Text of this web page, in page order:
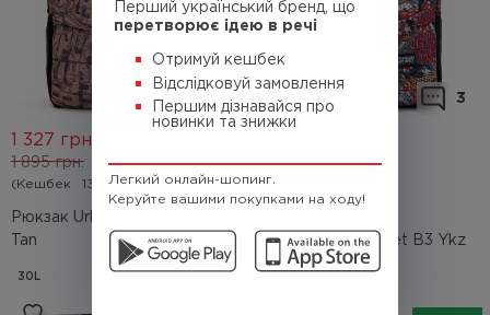
Перший український бренд, що
перетворює ідею в речі
Отримуй кешбек
Відслідковуй замовлення
Першим дізнавайся про
новинки та знижки
Легкий онлайн-шопинг.
Керуйте вашими покупками на ходу!
Рюкзак Urban Planet B3 Text
Tan
1 895 грн.
1 327 грн.
(Кешбек 132.7 грн.)
30L
3
Рюкзак Urban Planet B3 Ykz
1 895
1 327 грн.
(Кешбек 132.7 грн.)